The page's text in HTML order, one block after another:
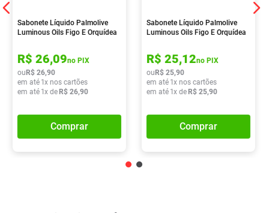
Sabonete Líquido Palmolive
Luminous Oils Figo E Orquídea
R$ 26,09no PIX
ou R$ 26,90
em até 1x nos cartões
em até 1x de R$ 26,90
Comprar
Sabonete Líquido Palmolive
Luminous Oils Figo E Orquídea
R$ 25,12no PIX
ou R$ 25,90
em até 1x nos cartões
em até 1x de R$ 25,90
Comprar